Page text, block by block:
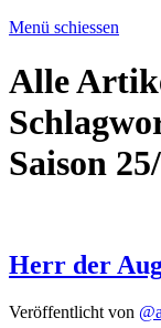
Menü schiessen
Alle
Saison
Herr der
Veröffentlicht von